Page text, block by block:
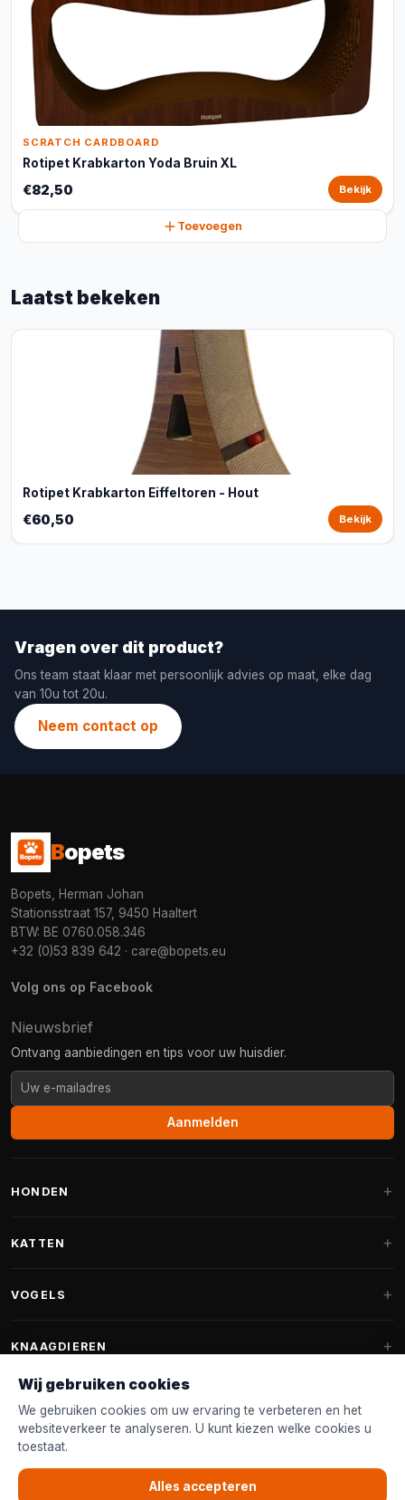
SCRATCH CARDBOARD
Rotipet Krabkarton Yoda Bruin XL
€82,50 Bekijk
Toevoegen
Laatst bekeken
Rotipet Krabkarton Eiffeltoren - Hout
€60,50 Bekijk
Vragen over dit product?
Ons team staat klaar met persoonlijk advies op maat, elke dag
van 10u tot 20u.
Neem contact op
Bopets
Bopets, Herman Johan
Stationsstraat 157, 9450 Haaltert
BTW: BE 0760.058.346
+32 (0)53 839 642 · care@bopets.eu
Volg ons op Facebook
Nieuwsbrief
Ontvang aanbiedingen en tips voor uw huisdier.
Aanmelden
HONDEN
Fantail hondenmanden
Halsband & Lijn
Shampoo & Verzorging
KATTEN
Krabpalen voor Maine Coon
Krabpaal onderdelen
Krabtonnen
Kattenmanden
VOGELS
Voederhuisjes
Nestkastjes & Nesting
Tuinvogelvoer
KNAAGDIEREN
Konijnenvoer
Knaagdierenvoer
Accessoires
FANTAIL
KLANTENSERVICE
Wij gebruiken cookies
We gebruiken cookies om uw ervaring te verbeteren en het
websiteverkeer te analyseren. U kunt kiezen welke cookies u
toestaat.
Alles accepteren